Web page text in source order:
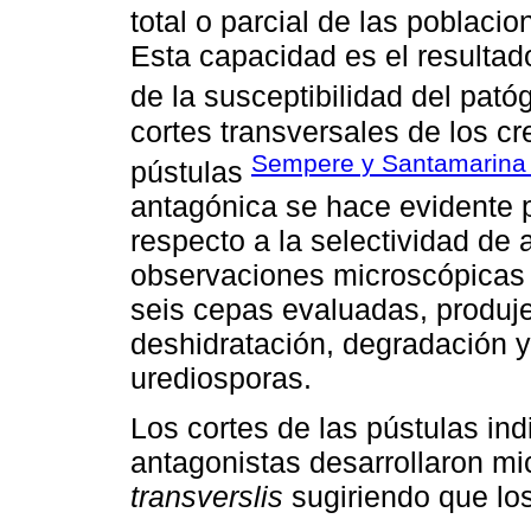
total o parcial de las
Esta capacidad es el
de la susceptibilidad del
cortes transversales de los
pústulas Sempere y
antagónica se hace evidente
respecto a la selectividad de
observaciones
seis cepas evaluadas,
deshidratación, degradación
urediosporas.
Los cortes de las pústulas
antagonistas desarrollaron
transverslis sugiriendo que